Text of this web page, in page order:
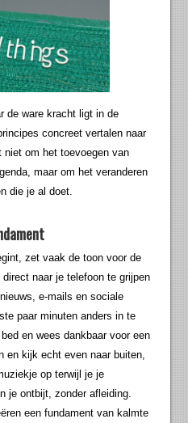
de ware kracht ligt in de
concreet vertalen naar
niet om het toevoegen van
maar om het veranderen
die je al doet.
zet vaak de toon voor de
naar je telefoon te grijpen
e-mails en sociale
paar minuten anders in te
en wees dankbaar voor een
en kijk echt even naar buiten,
op terwijl je je
je ontbijt, zonder afleiding.
een fundament van kalmte